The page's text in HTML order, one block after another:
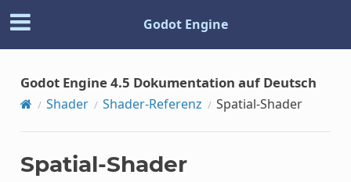
Godot Engine
Godot Engine 4.5 Dokumentation auf Deutsch
Shader Shader-Referenz Spatial-Shader
Spatial-Shader